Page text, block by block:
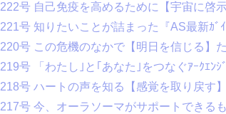
222号 自己免疫を高めるために【宇宙に啓示
221号 知りたいことが詰まった『AS最新ｶﾞｲ
220号 この危機のなかで【明日を信じる】
219号 「わたし｣と｢あなた｣をつなぐｱｰｸｴﾝｼ
218号 ハートの声を知る【感覚を取り戻す
217号 今、オーラソーマがサポートできる